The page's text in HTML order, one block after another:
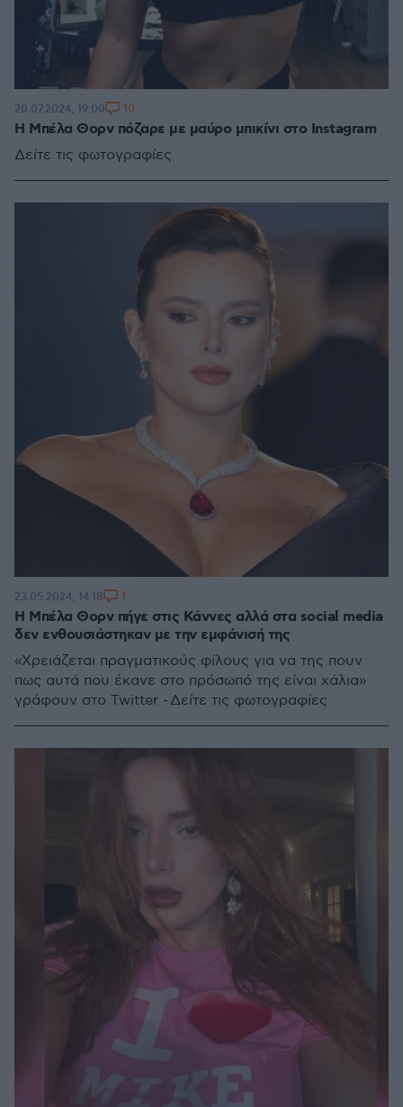
Η Μπέλα Θορν πόζαρε με μαύρο μπικίνι στο Instagram
Δείτε τις φωτογραφίες
20.07.2024, 19:00 10
Η Μπέλα Θορν πήγε στις Κάννες αλλά στα social media
δεν ενθουσιάστηκαν με την εμφάνισή της
«Χρειάζεται πραγματικούς φίλους για να της πουν
πως αυτά που έκανε στο πρόσωπό της είναι χάλια»
γράφουν στο Twitter - Δείτε τις φωτογραφίες
23.05.2024, 14:18 1